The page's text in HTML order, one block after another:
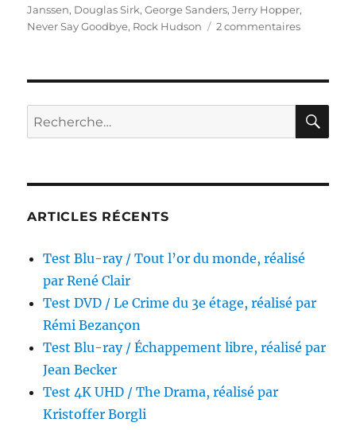
Janssen, Douglas Sirk,George Sanders,Jerry Hopper,
Never Say Goodbye, Rock Hudson 2 commentairessur
Ne
dites
jamais
Recherche
pour :
ARTICLES RÉCENTS
Test Blu-ray / Tout l’or du monde, réalisé
par René Clair
Test DVD / Le Crime du 3e étage, réalisé par
Rémi Bezançon
Test Blu-ray / Échappement libre, réalisé par
Jean Becker
Test 4K UHD / The Drama, réalisé par
Kristoffer Borgli